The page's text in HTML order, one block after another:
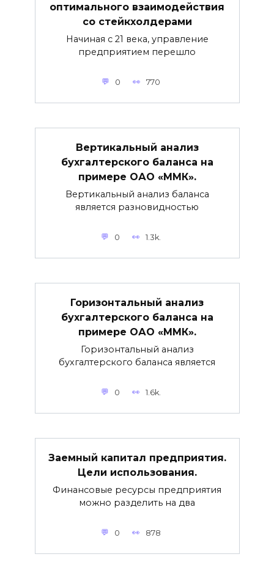
оптимального взаимодействия
со стейкхолдерами
Начиная с 21 века, управление
предприятием перешло
0 770
Вертикальный анализ
бухгалтерского баланса на
примере ОАО «ММК».
Вертикальный анализ баланса
является разновидностью
0 1.3k.
Горизонтальный анализ
бухгалтерского баланса на
примере ОАО «ММК».
Горизонтальный анализ
бухгалтерского баланса является
0 1.6k.
Заемный капитал предприятия.
Цели использования.
Финансовые ресурсы предприятия
можно разделить на два
0 878